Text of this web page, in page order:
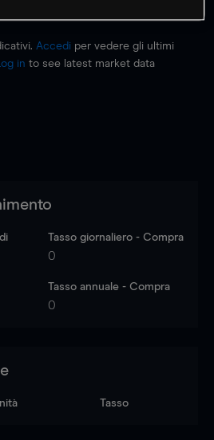
Accedi per vedere gli ultimi
Log in to see latest market data
Tasso giornaliero - Compra
0
Tasso annuale - Compra
0
Tasso